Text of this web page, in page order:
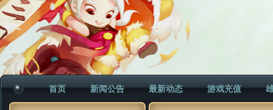
首页 新闻公告 最新动态 游戏充值